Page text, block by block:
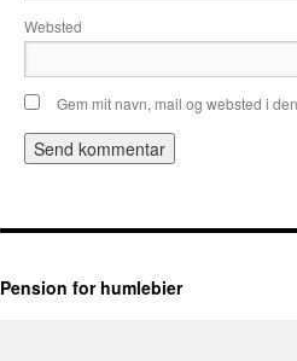
Websted
Gem mit navn, mail og websted i
Pension for humlebier